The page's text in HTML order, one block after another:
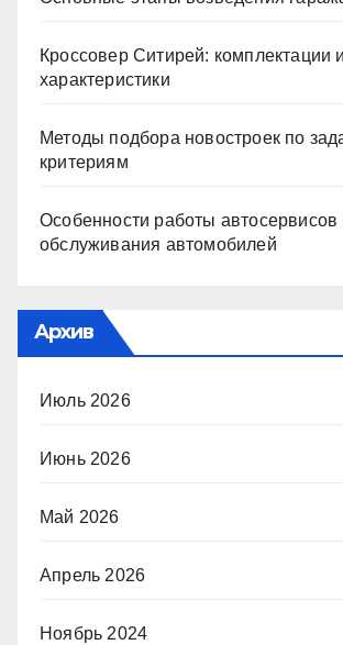
Кроссовер Ситирей: комплектации и
характеристики
Методы подбора новостроек по
критериям
Особенности работы
обслуживания автомобилей
Архив
Июль 2026
Июнь 2026
Май 2026
Апрель 2026
Ноябрь 2024